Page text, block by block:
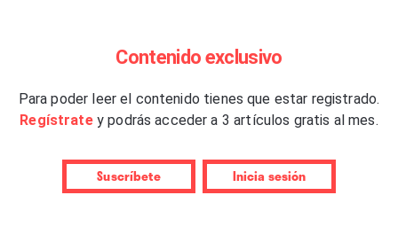
prueba del algodón, este“Caminos”. No se trata,
Benidorm Fest en ese buscador en términos de
fama y estadísticas, pero da lástima tanto ninguneo.
citado álbum, que es el cuarto como solista de su
carrera, y comprueba, con cada escucha más y mejor,
Contenido exclusivo
Para poder leer el contenido tienes que estar registrado.
Regístrate y podrás acceder a 3 artículos gratis al mes.
Suscríbete Inicia sesión